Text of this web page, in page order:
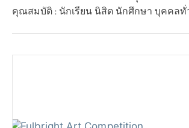
คุณสมบัติ : นักเรียน นิสิต นักศึกษา บุคคลทั่